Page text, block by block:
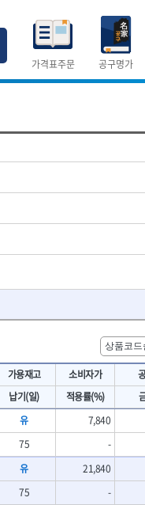
가격표주문 공구명가
측정공구.절삭공구
측정도구
- 줄자
- 분도기
- 테파게이지
- 기타 측정도구
토크렌치
- 토크렌치바디
- 토크렌치
- 디지탈토크렌치
- 토크렌치라쳇헤드
- 토크렌치스패너헤드
- 토크렌치링헤드
- 토크아답타
- 크로우풋
DH신바람
IRWIN
KAWASA
KOKEN
LENOX(수입)
MACHAN
가용재고 소비자가
납기(일) 적용률(%)
유 7,840
75 -
유 21,840
75 -